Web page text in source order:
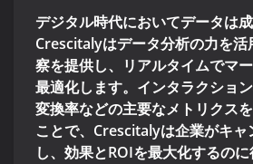
デジタル時代においてデータは成
Crescitalyはデータ分析の力を活
察を提供し、リアルタイムでマ
最適化します。インタラクション
変換率などの主要なメトリクス
ことで、Crescitalyは企業がキャ
し、効果とROIを最大化するのに